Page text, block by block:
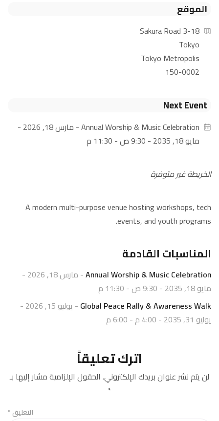
الموقع
3-18 Sakura Road
Tokyo
Tokyo Metropolis
150-0002
Next Event
Annual Worship & Music Celebration
- مارس 18, 2026 -
مايو 18, 2035 - 9:30 ص - 11:30 م
الخريطة غير متوفرة
A modern multi-purpose venue hosting workshops, tech
events, and youth programs.
المناسبات القادمة
Annual Worship & Music Celebration
- مارس 18, 2026 -
مايو 18, 2035 - 9:30 ص - 11:30 م
Global Peace Rally & Awareness Walk
- يوليو 15, 2026 -
يوليو 31, 2035 - 4:00 م - 6:00 م
اترك تعليقاً
لن يتم نشر عنوان بريدك الإلكتروني. الحقول الإلزامية مشار إليها بـ
*
التعليق*